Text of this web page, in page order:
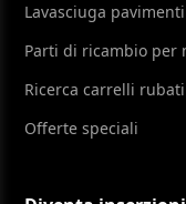
Lavasciuga pavimenti
Parti di ricambio per
Ricerca carrelli rubati
Offerte speciali